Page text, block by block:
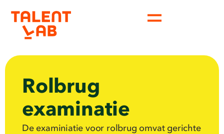
Rolbrug
examinatie
De examiniatie voor rolbrug omvat gerichte